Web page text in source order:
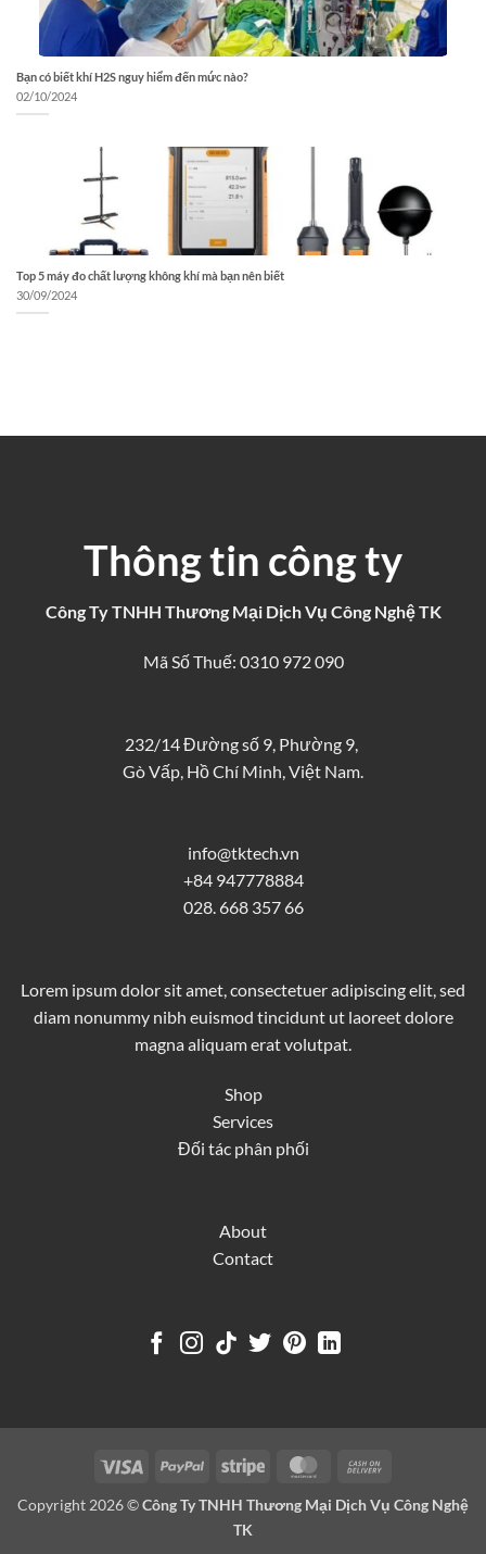
Bạn có biết khí H2S nguy hiểm đến mức nào?
02/10/2024
Top 5 máy đo chất lượng không khí mà bạn nên biết
30/09/2024
Thông tin công ty
Công Ty TNHH Thương Mại Dịch Vụ Công Nghệ TK
Mã Số Thuế: 0310 972 090
232/14 Đường số 9, Phường 9,
Gò Vấp, Hồ Chí Minh, Việt Nam.
info@tktech.vn
+84 947778884
028. 668 357 66
Lorem ipsum dolor sit amet, consectetuer adipiscing elit, sed
diam nonummy nibh euismod tincidunt ut laoreet dolore
magna aliquam erat volutpat.
Shop
Services
Đối tác phân phối
About
Contact
Visa PayPal Stripe MasterCard
Delivery
Copyright 2026 ©Công Ty TNHH Thương Mại Dịch Vụ Công Nghệ
TK